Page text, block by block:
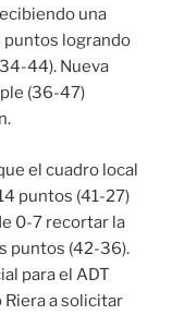
una
puntos logrando
44). Nueva
(36-47)
el cuadro local
puntos (41-27)
0-7 recortar la
puntos (42-36).
para el ADT
a solicitar